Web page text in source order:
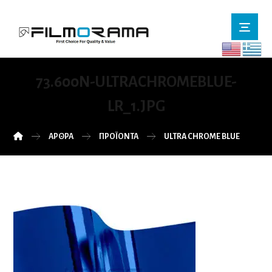
73.600N-ULTRACHROMEBLUE-
LR_1.JPG
ΆΡΘΡΑ ΠΡΟΪΌΝΤΑ ULTRA CHROME BLUE